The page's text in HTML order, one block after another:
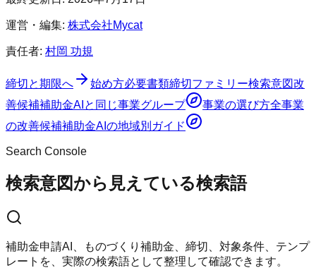
運営・編集: 株式会社Mycat
責任者: 村岡 功規
締切と期限へ 始め方必要書類締切ファミリー検索意図改
善候補補助金AI と同じ事業グループ 事業の選び方全事業
の改善候補補助金AI の地域別ガイド
Search Console
検索意図から見えている検索語
補助金申請AI、ものづくり補助金、締切、対象条件、テンプ
レートを、実際の検索語として整理して確認できます。